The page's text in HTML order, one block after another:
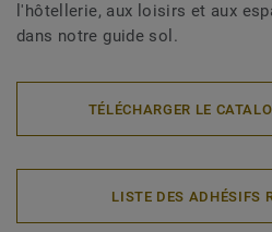
l'hôtellerie, aux loisirs et aux
dans notre guide sol.
TÉLÉCHARGER LE
LISTE DES ADHÉSIFS